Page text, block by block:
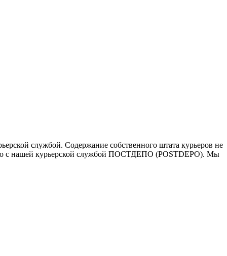
службой. Содержание собственного штата курьеров не
с нашей курьерской службой ПОСТДЕПО (POSTDEPO). Мы